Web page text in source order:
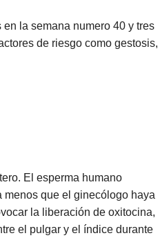
la semana numero 40 y tres
de riesgo como gestosis,
El esperma humano
que el ginecólogo haya
la liberación de oxitocina,
el pulgar y el índice durante